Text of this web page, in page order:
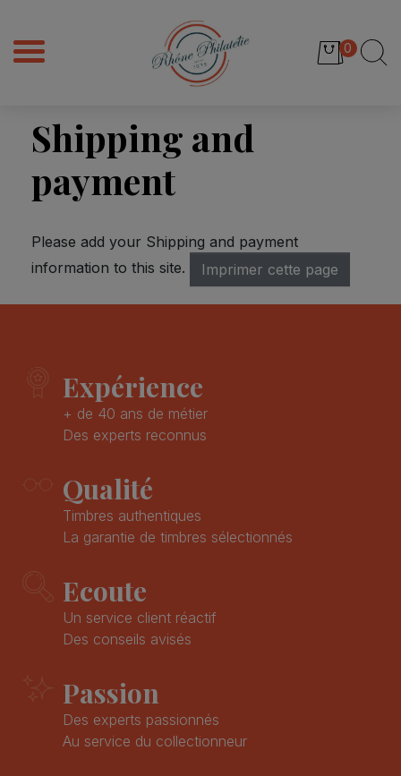
0
Shipping and
payment
Please add your Shipping and payment
information to this site.
Expérience
+ de 40 ans de métier
Des experts reconnus
Qualité
Timbres authentiques
La garantie de timbres sélectionnés
Ecoute
Un service client réactif
Des conseils avisés
Passion
Des experts passionnés
Au service du collectionneur